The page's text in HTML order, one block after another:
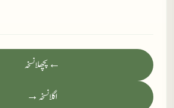
← پچھلا نسخہ
اگلا نسخہ →